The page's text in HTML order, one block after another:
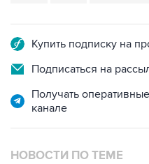
Купить подписку на
Подписаться на
Получать
канале
НОВОСТИ ПО ТЕМЕ